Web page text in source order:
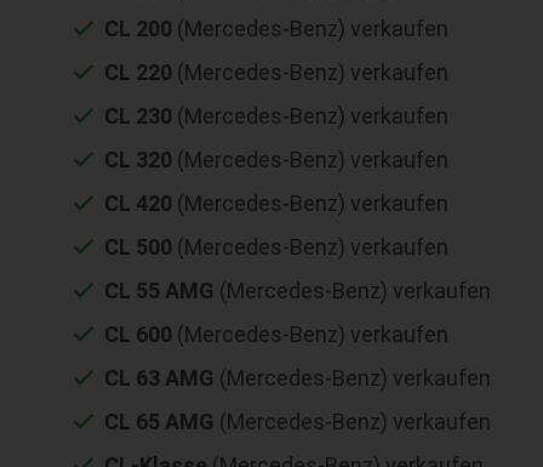
CL 200 (Mercedes-Benz) verkaufen
CL 220 (Mercedes-Benz) verkaufen
CL 230 (Mercedes-Benz) verkaufen
CL 320 (Mercedes-Benz) verkaufen
CL 420 (Mercedes-Benz) verkaufen
CL 500 (Mercedes-Benz) verkaufen
CL 55 AMG (Mercedes-Benz) verkaufen
CL 600 (Mercedes-Benz) verkaufen
CL 63 AMG (Mercedes-Benz) verkaufen
CL 65 AMG (Mercedes-Benz) verkaufen